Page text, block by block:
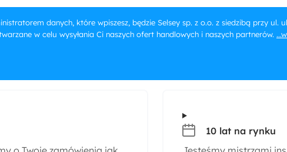
danych, które wpiszesz, będzie Selsey sp. z o.o. z siedzibą przy ul.
w celu wysyłania Ci naszych ofert handlowych i naszych partnerów.
10 lat na rynku